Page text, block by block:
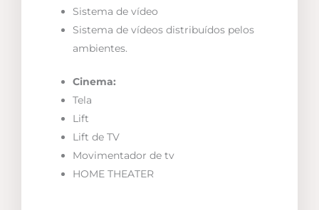
Sistema de vídeo
Sistema de vídeos distribuídos pelos
ambientes.
Cinema:
Tela
Lift
Lift de TV
Movimentador de tv
HOME THEATER